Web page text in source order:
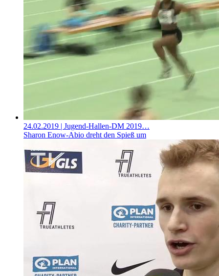
24.02.2019 | Jugend-Hallen-DM 2019…
Sharon Enow-Abio dreht den Spieß um